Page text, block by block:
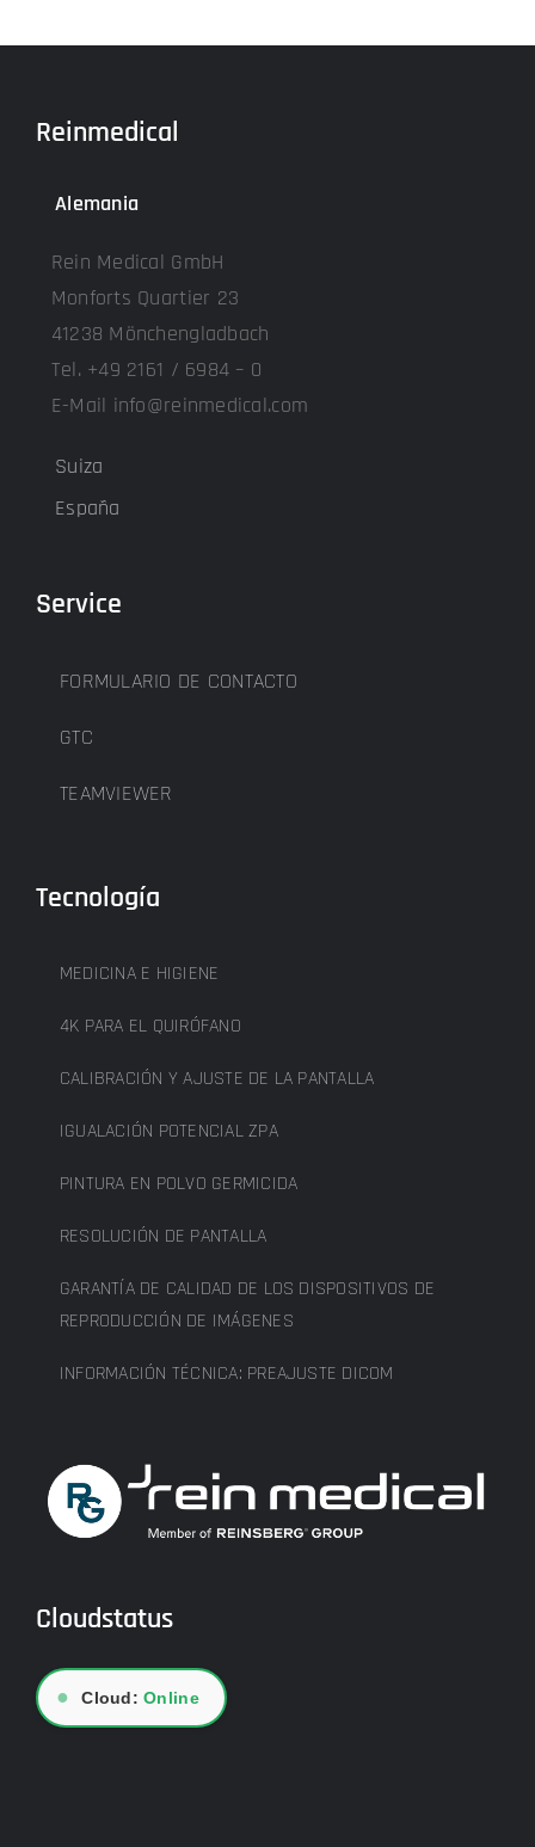
Reinmedical
Alemania
Rein Medical GmbH
Monforts Quartier 23
41238 Mönchengladbach
Tel. +49 2161 / 6984 – 0
E-Mail info@reinmedical.com
Suiza
España
Service
FORMULARIO DE CONTACTO
GTC
TEAMVIEWER
Tecnología
MEDICINA E HIGIENE
4K PARA EL QUIRÓFANO
CALIBRACIÓN Y AJUSTE DE LA PANTALLA
IGUALACIÓN POTENCIAL ZPA
PINTURA EN POLVO GERMICIDA
RESOLUCIÓN DE PANTALLA
GARANTÍA DE CALIDAD DE LOS DISPOSITIVOS DE
REPRODUCCIÓN DE IMÁGENES
INFORMACIÓN TÉCNICA: PREAJUSTE DICOM
Cloudstatus
● Cloud:Online